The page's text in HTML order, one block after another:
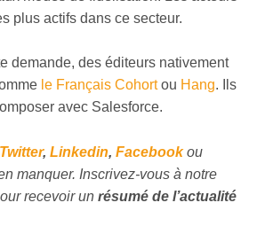
plus actifs dans ce secteur.
demande, des éditeurs nativement
le Français Cohortou Hang. Ils
avec Salesforce.
Twitter, Linkedin, Facebookou
manquer. Inscrivez-vous à notre
recevoir un résumé de l’actualité